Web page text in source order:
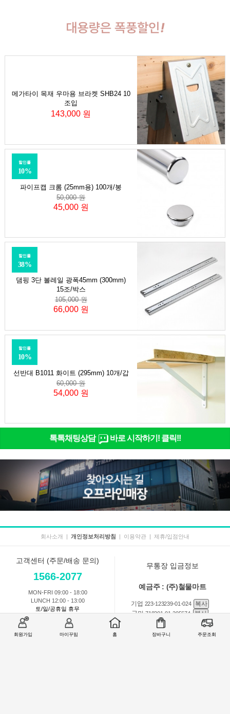
회원가입 마이꾸밈 홈 장바구니 주문조회
메가타이 목재 우마용 브라켓 SHB24 10
조입
143,000 원
파이프캡 크롬 (25mm용) 100개/봉
할인률
10%
50,000 원
45,000 원
댐핑 3단 볼레일 광폭45mm (300mm)
15조/박스
할인률
38%
105,000 원
66,000 원
선반대 B1011 화이트 (295mm) 10개/갑
할인률
10%
60,000 원
54,000 원
톡톡채팅상담 바로 시작하기! 클릭!!
회사소개 | 개인정보처리방침 | 이용약관 | 제휴/입점안내
고객센터 (주문/배송 문의)
1566-2077
MON-FRI 09:00 - 18:00
LUNCH 12:00 - 13:00
토/일/공휴일 휴무
무통장 입금정보
예금주 : (주)철물마트
기업 223-123239-01-024
복사
국민718201-01-205674
복사
301-0168-3882-11 복사